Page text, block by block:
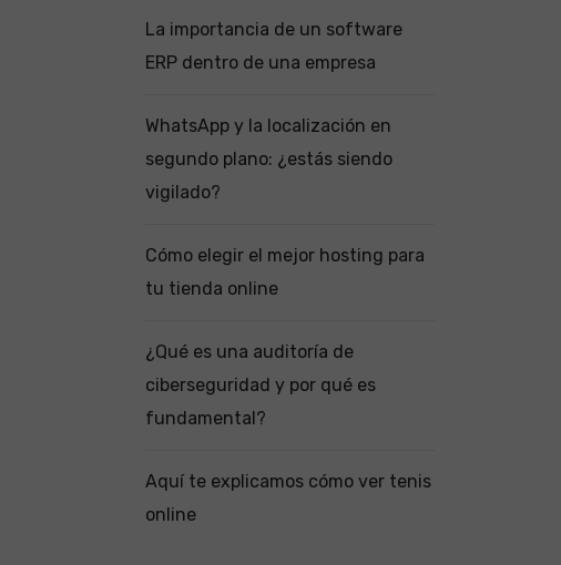
La importancia de un software
ERP dentro de una empresa
WhatsApp y la localización en
segundo plano: ¿estás siendo
vigilado?
Cómo elegir el mejor hosting para
tu tienda online
¿Qué es una auditoría de
ciberseguridad y por qué es
fundamental?
Aquí te explicamos cómo ver tenis
online